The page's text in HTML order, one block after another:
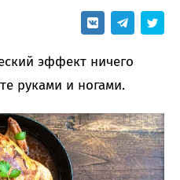
эффект ничего
руками и ногами.